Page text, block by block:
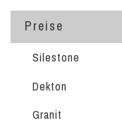
Preise
Silestone
Dekton
Granit